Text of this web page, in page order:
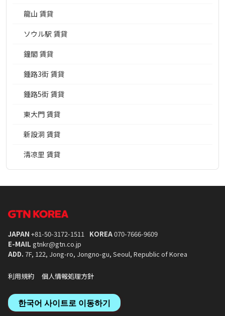
龍山 賃貸
ソウル駅 賃貸
鐘閣 賃貸
鍾路3街 賃貸
鍾路5街 賃貸
東大門 賃貸
新設洞 賃貸
淸凉里 賃貸
JAPAN +81-50-3172-1511 KOREA070-7666-9609
E-MAIL gtnkr@gtn.co.jp
ADD. 7F, 122, Jong-ro, Jongno-gu, Seoul, Republic of Korea
利用規約 個人情報処理方針
한국어 사이트로 이동하기